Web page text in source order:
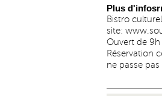
Plus
Bistro
site:
Ouvert de
Réservation
ne passe